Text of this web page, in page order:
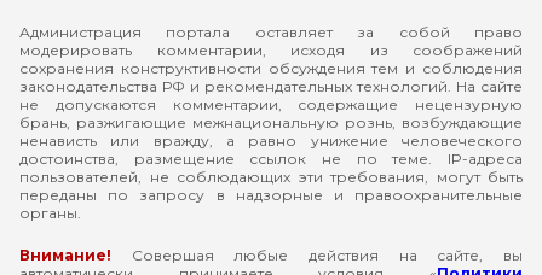
Администрация портала оставляет за собой право
модерировать комментарии, исходя из соображений
сохранения конструктивности обсуждения тем и соблюдения
законодательства РФ и рекомендательных технологий. На сайте
не допускаются комментарии, содержащие нецензурную
брань, разжигающие межнациональную рознь, возбуждающие
ненависть или вражду, а равно унижение человеческого
достоинства, размещение ссылок не по теме. IP-адреса
пользователей, не соблюдающих эти требования, могут быть
переданы по запросу в надзорные и правоохранительные
органы.
Внимание! Совершая любые действия на сайте, вы